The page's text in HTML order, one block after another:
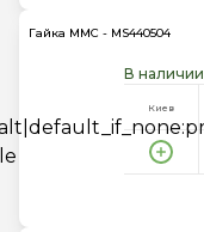
Гайка MMC - MS440504
В наличии
Киев